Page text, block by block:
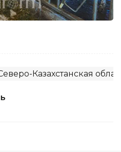
Казахстанская